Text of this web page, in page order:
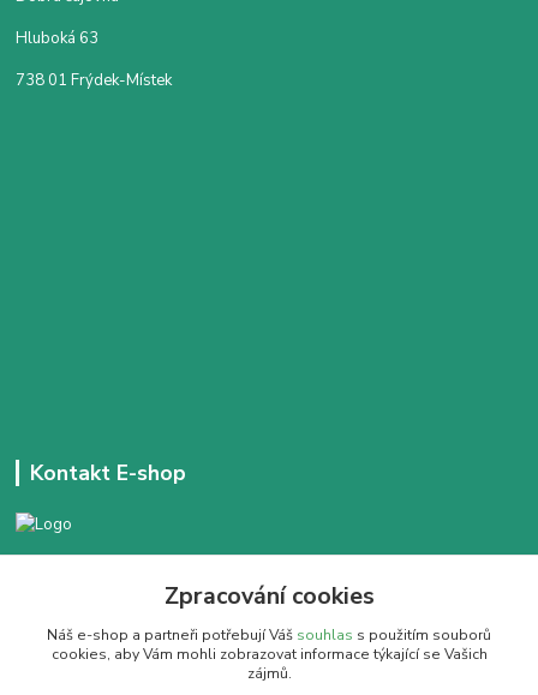
Hluboká 63
738 01 Frýdek-Místek
Kontakt E-shop
Denně 14:00 - 21:30 hod
dobracajovnafm@gmail.com
Zpracování cookies
Náš e-shop a partneři potřebují Váš souhlas s použitím souborů
cookies, aby Vám mohli zobrazovat informace týkající se Vašich
zájmů.